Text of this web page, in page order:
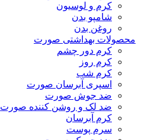
کرم و لوسیون
شامپو بدن
روغن بدن
محصولات بهداشتی صورت
کرم دور چشم
کرم روز
کرم شب
اسپری آبرسان صورت
ضد جوش صورت
ضد لک و روشن کننده صورت
کرم آبرسان
سرم پوست